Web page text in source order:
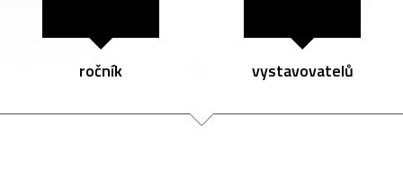
ročník vystavovatelů